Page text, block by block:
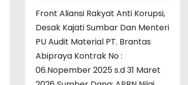
Front Aliansi Rakyat Anti Korupsi,
Desak Kajati Sumbar Dan Menteri
PU Audit Material PT. Brantas
Abipraya Kontrak No :
06.Nopember 2025 s.d 31 Maret